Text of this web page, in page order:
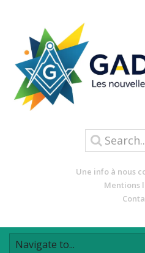
Une info à nous
Mentions